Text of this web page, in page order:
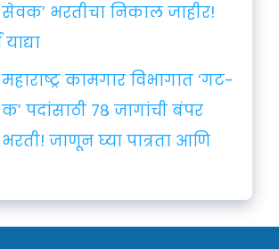
सेवक’ भरतीचा निकाल जाहीर!
महाराष्ट्र कामगार विभागात ‘गट-
क’ पदांसाठी ७८ जागांची बंपर
भरती! जाणून घ्या पात्रता आणि